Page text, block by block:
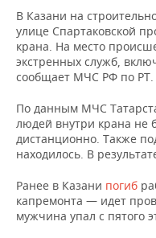
ОТКРЫТАЯ ЛЕКЦИЯ
БАСКЕТБОЛ
ВОЛЕЙБОЛ
КИБЕРСПОРТ
ФИГУРНОЕ КАТАНИЕ
ВОДНЫЕ ВИДЫ
ХОККЕЙ С МЯЧОМ
ИНФРАСТРУКТУРА
ИСТОРИЯ
КУЛЬТУРА
МЕДИЦИНА
ОБРАЗОВАНИЕ
ПРОИСШЕСТВИЯ
СПРАВОЧНИК
СПИСОК ПЕРСОН
СПИСОК КОМПАНИЙ
ПОЛНАЯ ВЕРСИЯ
В Казани на
улице Спартаковской
крана. На место
экстренных служб,
сообщает МЧС РФ по РТ.
По данным МЧС
людей внутри крана не
дистанционно. Также
находилось. В
Ранее в Казани погиб
капремонта — идет
мужчина упал с пятого